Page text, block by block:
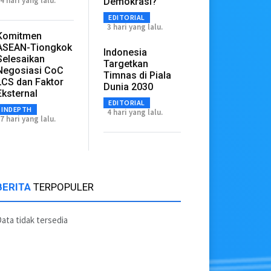
Tiongkok
CoC
dan Faktor
INDEPTH
7 hari yang lalu.
EDITORIAL
3 hari yang lalu.
Indonesia
Targetkan
Timnas di Piala
Dunia 2030
EDITORIAL
4 hari yang lalu.
TERPOPULER
tidak tersedia